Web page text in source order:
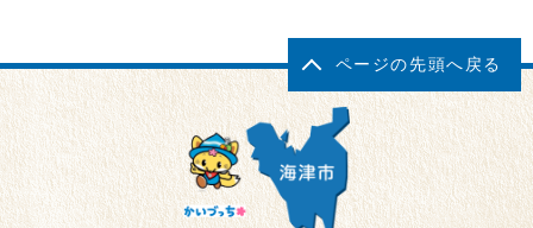
ページの先頭へ戻る